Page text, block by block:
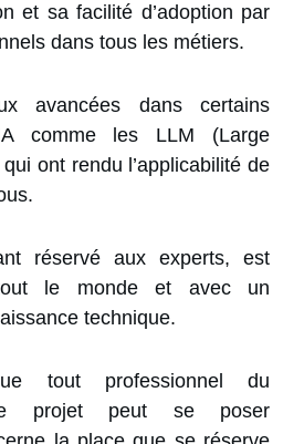
et sa facilité d’adoption par
dans tous les métiers.
avancées dans certains
comme les LLM (Large
ont rendu l’applicabilité de
réservé aux experts, est
le monde et avec un
technique.
tout professionnel du
projet peut se poser